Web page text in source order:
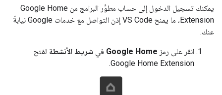
يمكنك تسجيل الدخول إلى حساب مطوِّر البرامج من Google Home
Extension
، ما يمنح VS Code إذن التواصل مع خدمات Google نيابةً
عنك.
انقر على رمز Google Home في شريط الأنشطة لفتح
Google Home Extension
.